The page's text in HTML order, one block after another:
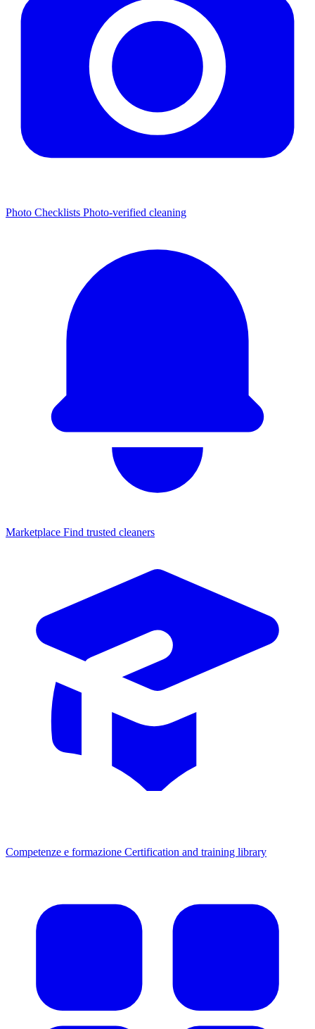
Photo Checklists Photo-verified cleaning
Marketplace Find trusted cleaners
Competenze e formazione Certification and training library